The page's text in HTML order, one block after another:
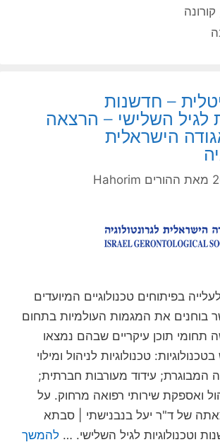
קורונה
– חדשנות
לגיל השלישי – הרצאה
הישראלית
מאת ההורים Hahorim
בפיתוחים טכנולוגיים המיועדים
בוחנים את המגמות העולמיות בתחום
תחומי תוכן עיקריים שבהם נמצאו
טכנולוגיות לניהול ומילוי
המבוגרת; עידוד מעורבות חברתית;
ואספקת שירותי רפואה מרחוק. על
של ד"ר יעל בנבנישתי | סבתא
וטכנולוגיות לגיל השלישי. … להמשך